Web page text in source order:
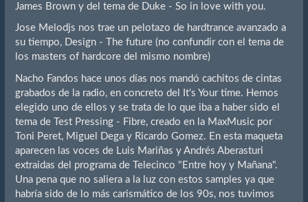
James Brown y del tema de Duke - So in love with you.
Jose Melodjs nos trae un pelotazo de hardtrance avanzado a
su tiempo, Design - The future (no confundir con el tema de
los masters of hardcore del mismo nombre)
Nacho Fandos hace unos días nos mandó cachitos de cintas
grabados de la radio, en concreto del It's Your time. Hemos
elegido uno de ellos y se trata de lo que iba a haber sido el
tema de Test Pressing - Fibre, creado en la MaxMusic por
Toni Peret, Miguel Dega y Ricardo Gomez. En esta maqueta
aparecen las voces de Luis Mariñas y Andrés Aberasturi
extraidas del programa de Telecinco "Entre hoy y Mañana".
Una pena que no saliera a la luz con estos samples ya que
habría sido de lo más carismático de los 90s, nos tuvimos